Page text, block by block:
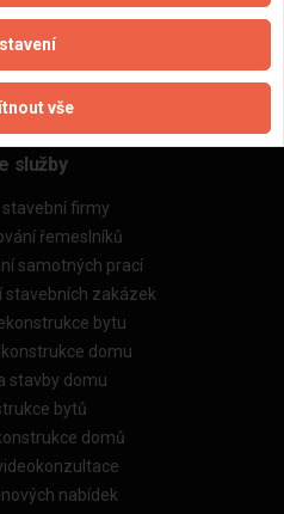
(zprostředkování)
(rozpočtování)
tabulky online
služby
firmy
řemeslníků
samotných prací
stavebních zakázek
bytu
domu
stavby domu
bytů
domů
nabídek
vše